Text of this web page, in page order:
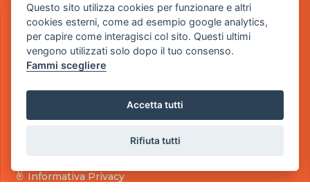
CONTATTI
e-mail: info@powergame.it
tel.: +39 030 376 2377
tel.: +39 030 336 6259
Chi siamo
Informativa Privacy
Questo sito utilizza cookies per funzionare e altri
cookies esterni, come ad esempio google analytics,
per capire come interagisci col sito. Questi ultimi
vengono utilizzati solo dopo il tuo consenso.
Fammi scegliere
Accetta tutti
Rifiuta tutti